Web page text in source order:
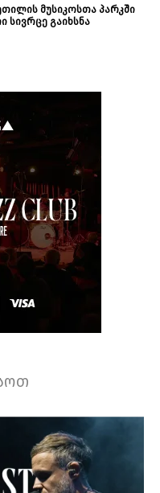
მუსიკოსთა პარკში
გაიხსნა ￼